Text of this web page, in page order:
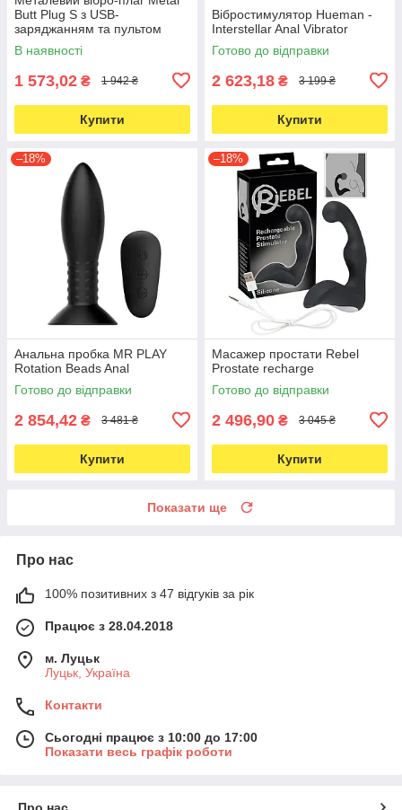
Butt Plug S з USB-
заряджанням та пультом
керування
В наявності
1 573,02 ₴ 1 942 ₴
Купити
Вібростимулятор Hueman -
Interstellar Anal Vibrator
Готово до відправки
2 623,18 ₴ 3 199 ₴
Купити
–18%
Анальна пробка MR PLAY
Rotation Beads Anal
Готово до відправки
2 854,42 ₴ 3 481 ₴
Купити
–18%
Масажер простати Rebel
Prostate recharge
Готово до відправки
2 496,90 ₴ 3 045 ₴
Купити
Показати ще
Про нас
100% позитивних з 47 відгуків за рік
Працює з 28.04.2018
м. Луцьк
Луцьк, Україна
Контакти
Сьогодні працює з 10:00 до 17:00
Показати весь графік роботи